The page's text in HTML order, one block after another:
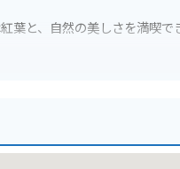
葉と、自然の美しさを満喫で